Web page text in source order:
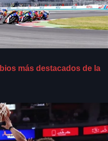
más destacados de la